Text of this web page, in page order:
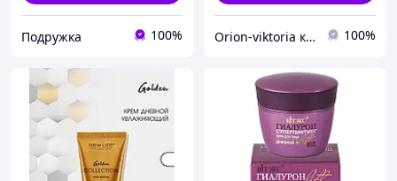
Подружка 100% Orion-viktoria косметика 100%